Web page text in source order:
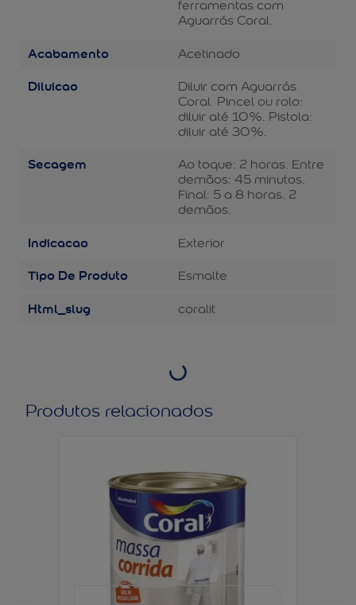
ferramentas com
Aguarrás Coral.
Acabamento Acetinado
Diluicao
Diluir com Aguarrás
Coral. Pincel ou rolo:
diluir até 10%. Pistola:
diluir até 30%.
Secagem
Ao toque: 2 horas. Entre
demãos: 45 minutos.
Final: 5 a 8 horas. 2
demãos.
Indicacao Exterior
Tipo De Produto Esmalte
Html_slug coralit
Produtos relacionados